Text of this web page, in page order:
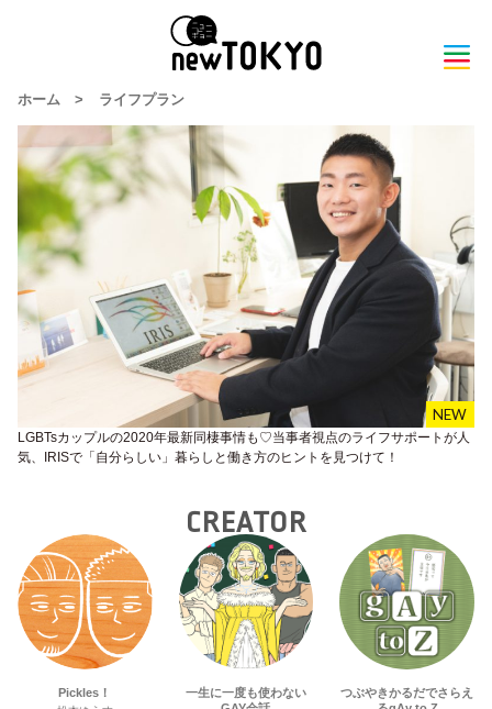
ホーム > ライフプラン
LGBTsカップルの2020年最新同棲事情も♡当事者視点のライフサポートが人
気、IRISで「自分らしい」暮らしと働き方のヒントを見つけて！
CREATOR
Pickles！
一生に一度も使わない
つぶやきかるだでさらえ